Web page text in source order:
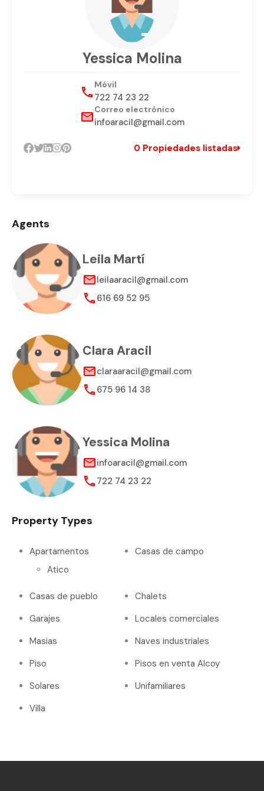
Yessica Molina
Móvil
722 74 23 22
Correo electrónico
infoaracil@gmail.com
0 Propiedades listadas
Agents
Leila Martí
leilaaracil@gmail.com
616 69 52 95
Clara Aracil
claraaracil@gmail.com
675 96 14 38
Yessica Molina
infoaracil@gmail.com
722 74 23 22
Property Types
Apartamentos
Atico
Casas de campo
Casas de pueblo
Chalets
Garajes
Locales comerciales
Masias
Naves industriales
Piso
Pisos en venta Alcoy
Solares
Unifamiliares
Villa